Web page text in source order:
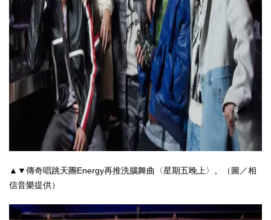
▲▼傳奇唱跳天團Energy再推洗腦舞曲〈星期五晚上〉。（圖／相
信音樂提供）